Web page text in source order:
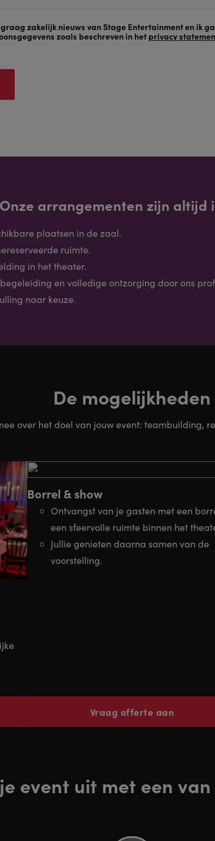
zakelijk nieuws vanStage Entertainmenten ik
zoals beschreven in het privacy
Onze arrangementen zijn altijd
plaatsen in de zaal.
ruimte.
in het theater.
en volledige ontzorging door ons
naar keuze.
De mogelijkheden
over het doel van jouw event: teambuilding,
Borrel & show
Ontvangst van je gasten met een
een sfeervolle ruimte binnen het
Jullie genieten daarna samen van de
voorstelling.
Vraag offerte aan
event uit met een